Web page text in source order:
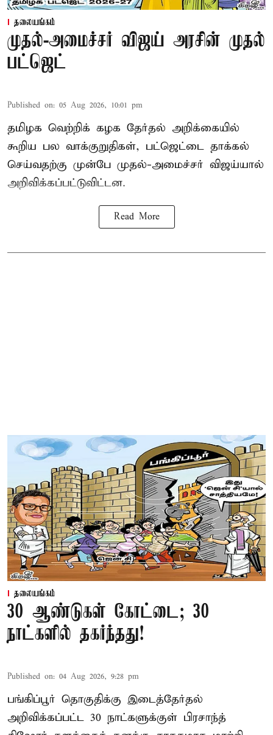
தலையங்கம்
முதல்-அமைச்சர் விஜய் அரசின் முதல்
பட்ஜெட்
Published on: 05 Aug 2026, 10:01 pm
தமிழக வெற்றிக் கழக தேர்தல் அறிக்கையில்
கூறிய பல வாக்குறுதிகள், பட்ஜெட்டை தாக்கல்
செய்வதற்கு முன்பே முதல்-அமைச்சர் விஜய்யால்
அறிவிக்கப்பட்டுவிட்டன.
Read More
தலையங்கம்
30 ஆண்டுகள் கோட்டை; 30
நாட்களில் தகர்ந்தது!
Published on: 04 Aug 2026, 9:28 pm
பங்கிப்பூர் தொகுதிக்கு இடைத்தேர்தல்
அறிவிக்கப்பட்ட 30 நாட்களுக்குள் பிரசாந்த்